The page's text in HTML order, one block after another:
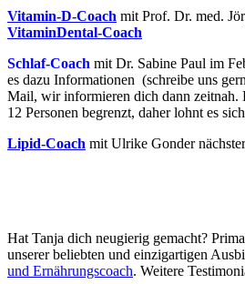
Vitamin-D-Coach mit Prof. Dr. med.
VitaminDental-Coach
Schlaf-Coach mit Dr. Sabine Paul im
es dazu Informationen (schreibe uns
Mail, wir informieren dich dann zeitnah.
12 Personen begrenzt, daher lohnt es
Lipid-Coach mit Ulrike Gonder
Hat Tanja dich neugierig gemacht?
unserer beliebten und einzigartigen
und Ernährungscoach. Weitere